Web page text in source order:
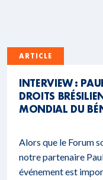
ARTICLE
INTERVIEW :
DROITS
MONDIAL DU
Alors que le Forum
notre partenaire
événement est